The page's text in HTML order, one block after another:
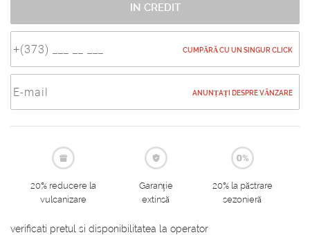
IN CREDIT
CUMPĂRĂ CU UN SINGUR CLICK
ANUNȚAȚI DESPRE VÂNZARE
20% reducere la
vulcanizare
Garanție
extinsă
20% la păstrare
sezonieră
verificati pretul si disponibilitatea la operator